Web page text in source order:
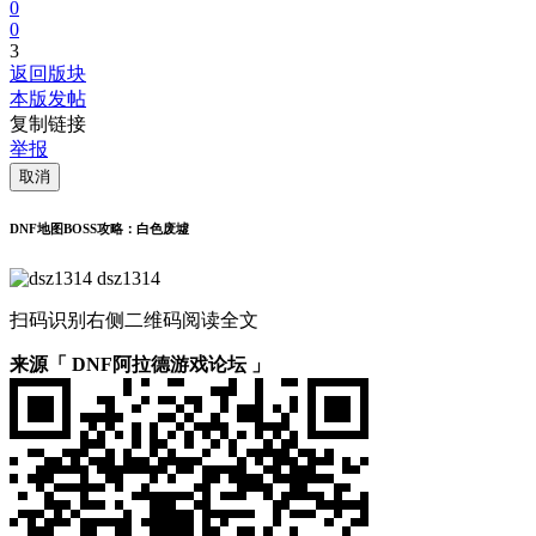
0
0
3
返回版块
本版发帖
复制链接
举报
取消
DNF地图BOSS攻略：白色废墟
dsz1314
扫码识别右侧二维码阅读全文
来源「 DNF阿拉德游戏论坛 」